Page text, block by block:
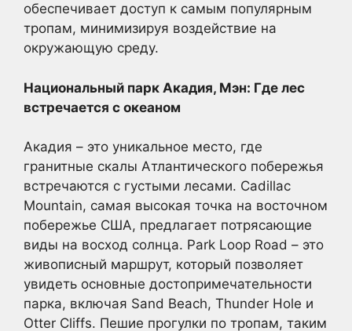
обеспечивает доступ к самым популярным
тропам, минимизируя воздействие на
окружающую среду.
Национальный парк Акадия, Мэн: Где лес
встречается с океаном
Акадия – это уникальное место, где
гранитные скалы Атлантического побережья
встречаются с густыми лесами. Cadillac
Mountain, самая высокая точка на восточном
побережье США, предлагает потрясающие
виды на восход солнца. Park Loop Road – это
живописный маршрут, который позволяет
увидеть основные достопримечательности
парка, включая Sand Beach, Thunder Hole и
Otter Cliffs. Пешие прогулки по тропам, таким